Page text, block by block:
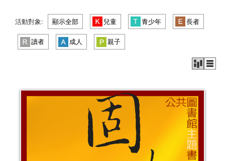
活動對象: 顯示全部 兒童 青少年 長者
讀者 成人 親子